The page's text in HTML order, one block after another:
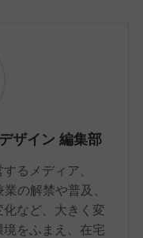
ザイン 編集部
るメディア、
の解禁や普及、
など、大きく変
をふまえ、在宅